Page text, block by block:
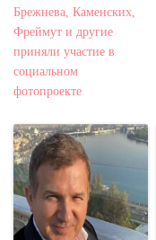
Брежнева, Каменских,
Фреймут и другие
приняли участие в
социальном
фотопроекте